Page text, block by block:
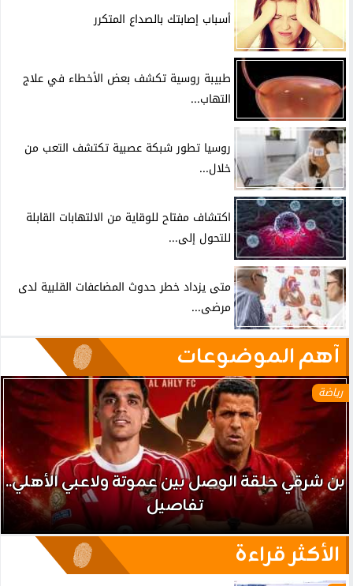
أسباب إصابتك بالصداع المتكرر
طبيبة روسية تكشف بعض الأخطاء في علاج
التهاب...
روسيا تطور شبكة عصبية تكتشف التعب من
خلال...
اكتشاف مفتاح للوقاية من الالتهابات القابلة
للتحول إلى...
متى يزداد خطر حدوث المضاعفات القلبية لدى
مرضى...
آهم الموضوعات
رياضة
بن شرقي حلقة الوصل بين عموتة ولاعبي الأهلي..
تفاصيل
الأكثر قراءة